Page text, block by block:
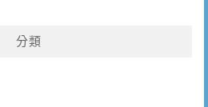
分類